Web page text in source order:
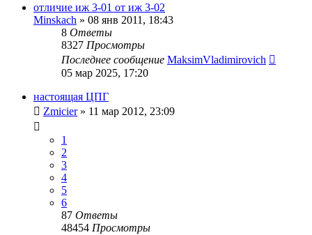
отличие иж 3-01 от иж 3-02
Minskach » 08 янв 2011, 18:43
8 Ответы
8327 Просмотры
Последнее сообщение MaksimVladimirovich
05 мар 2025, 17:20
настоящая ЦПГ
Zmicier» 11 мар 2012, 23:09
1
2
3
4
5
6
87 Ответы
48454 Просмотры